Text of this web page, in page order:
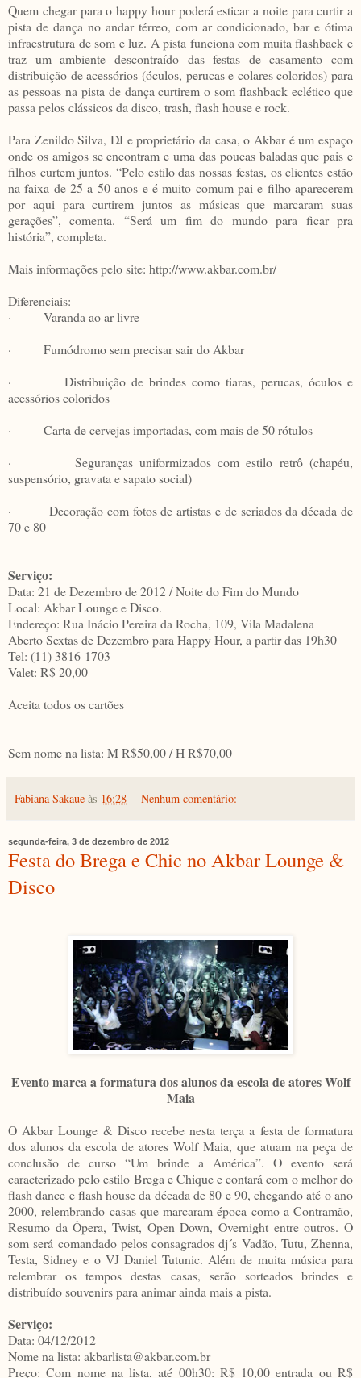
Quem chegar para o happy hour poderá esticar a noite para curtir a
pista de dança no andar térreo, com ar condicionado, bar e ótima
infraestrutura de som e luz. A pista funciona com muita flashback e
traz um ambiente descontraído das festas de casamento com
distribuição de acessórios (óculos, perucas e colares coloridos) para
as pessoas na pista de dança curtirem o som flashback eclético que
passa pelos clássicos da disco, trash, flash house e rock.
Para Zenildo Silva, DJ e proprietário da casa, o Akbar é um espaço
onde os amigos se encontram e uma das poucas baladas que pais e
filhos curtem juntos. “Pelo estilo das nossas festas, os clientes estão
na faixa de 25 a 50 anos e é muito comum pai e filho aparecerem
por aqui para curtirem juntos as músicas que marcaram suas
gerações”, comenta. “Será um fim do mundo para ficar pra
história”, completa.
Mais informações pelo site: http://www.akbar.com.br/
Diferenciais:
· Varanda ao ar livre
· Fumódromo sem precisar sair do Akbar
· Distribuição de brindes como tiaras, perucas, óculos e
acessórios coloridos
· Carta de cervejas importadas, com mais de 50 rótulos
· Seguranças uniformizados com estilo retrô (chapéu,
suspensório, gravata e sapato social)
· Decoração com fotos de artistas e de seriados da década de
70 e 80
Serviço:
Data: 21 de Dezembro de 2012 / Noite do Fim do Mundo
Local: Akbar Lounge e Disco.
Endereço: Rua Inácio Pereira da Rocha, 109, Vila Madalena
Aberto Sextas de Dezembro para Happy Hour, a partir das 19h30
Tel: (11) 3816-1703
Valet: R$ 20,00
Aceita todos os cartões
Sem nome na lista: M R$50,00 / H R$70,00
Fabiana Sakaue às 16:28 Nenhum comentário:
segunda-feira, 3 de dezembro de 2012
Festa do Brega e Chic no Akbar Lounge &
Disco
Evento marca a formatura dos alunos da escola de atores Wolf
Maia
O Akbar Lounge & Disco recebe nesta terça a festa de formatura
dos alunos da escola de atores Wolf Maia, que atuam na peça de
conclusão de curso “Um brinde a América”. O evento será
caracterizado pelo estilo Brega e Chique e contará com o melhor do
flash dance e flash house da década de 80 e 90, chegando até o ano
2000, relembrando casas que marcaram época como a Contramão,
Resumo da Ópera, Twist, Open Down, Overnight entre outros. O
som será comandado pelos consagrados dj´s Vadão, Tutu, Zhenna,
Testa, Sidney e o VJ Daniel Tutunic. Além de muita música para
relembrar os tempos destas casas, serão sorteados brindes e
distribuído souvenirs para animar ainda mais a pista.
Serviço:
Data: 04/12/2012
Nome na lista: akbarlista@akbar.com.br
Preço: Com nome na lista, até 00h30: R$ 10,00 entrada ou R$